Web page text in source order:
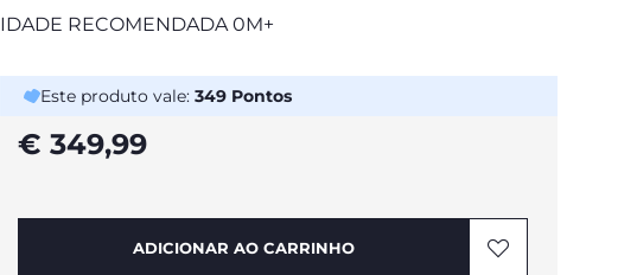
IDADE RECOMENDADA 0M+
Este produto vale: 349 Pontos
€ 349,99
ADICIONAR AO CARRINHO